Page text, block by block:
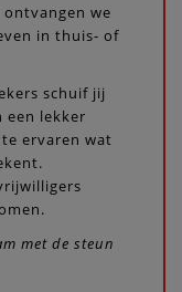
we
in thuis- of
schuif jij
een lekker
ervaren wat
met de steun